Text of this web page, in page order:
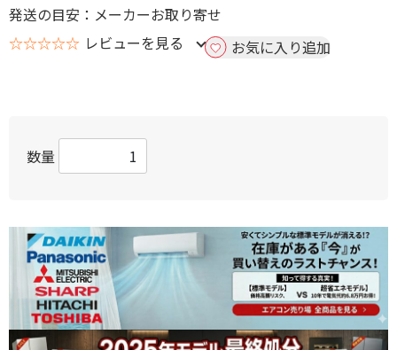
発送の目安：メーカーお取り寄せ
☆☆☆☆☆ レビューを見る お気に入り追加
数量